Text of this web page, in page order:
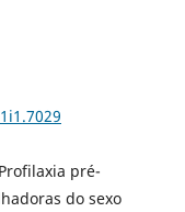
pré-
do sexo